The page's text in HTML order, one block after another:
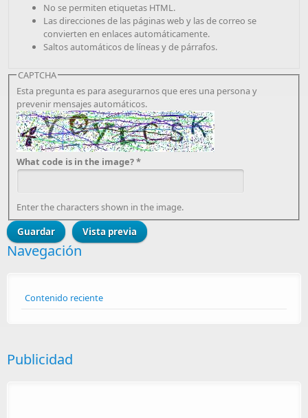
No se permiten etiquetas HTML.
Las direcciones de las páginas web y las de correo se
convierten en enlaces automáticamente.
Saltos automáticos de líneas y de párrafos.
CAPTCHA
Esta pregunta es para asegurarnos que eres una persona y
prevenir mensajes automáticos.
What code is in the image?*
Enter the characters shown in the image.
Navegación
Contenido reciente
Publicidad